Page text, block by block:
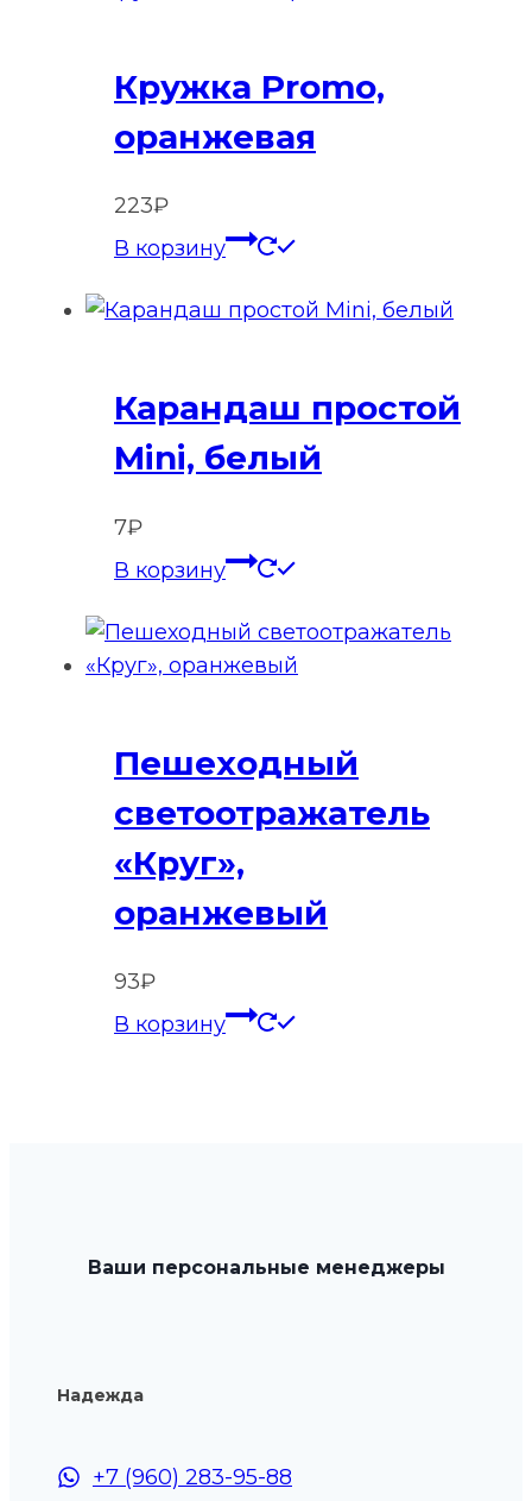
Кружка Promo,
оранжевая
223₽
В корзину
Карандаш простой
Mini, белый
7₽
В корзину
Пешеходный
светоотражатель
«Круг»,
оранжевый
93₽
В корзину
Ваши персональные менеджеры
Надежда
+7 (960) 283-95-88